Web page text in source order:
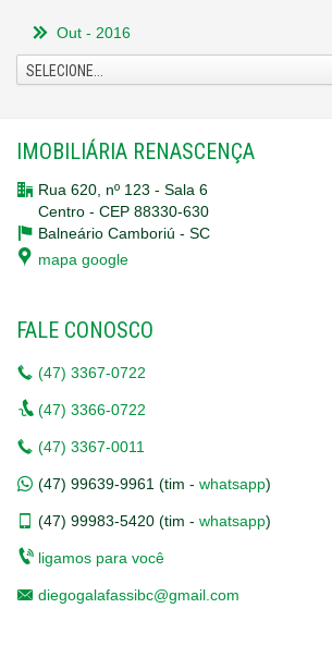
Out - 2016
SELECIONE...
IMOBILIÁRIA RENASCENÇA
Rua 620, nº 123 - Sala 6
Centro - CEP 88330-630
Balneário Camboriú - SC
mapa google
FALE CONOSCO
(47) 3367-0722
(47) 3366-0722
(47) 3367-0011
(47) 99639-9961 (tim - whatsapp)
(47) 99983-5420 (tim - whatsapp)
ligamos para você
diegogalafassibc@gmail.com